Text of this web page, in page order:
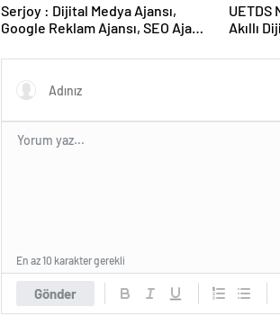
Serjoy : Dijital Medya Ajansı,
Google Reklam Ajansı, SEO Ajansı
UETDS
Akıllı
Gönder
En az 10 karakter gerekli